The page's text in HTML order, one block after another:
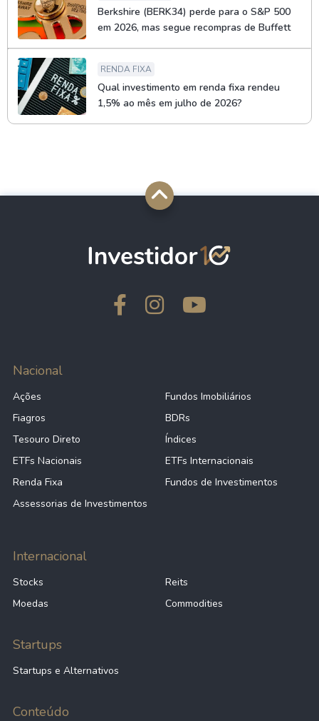
Berkshire (BERK34) perde para o S&P 500
em 2026, mas segue recompras de Buffett
RENDA FIXA
Qual investimento em renda fixa rendeu
1,5% ao mês em julho de 2026?
Nacional
Ações
Fundos Imobiliários
Fiagros
BDRs
Tesouro Direto
Índices
ETFs Nacionais
ETFs Internacionais
Renda Fixa
Fundos de Investimentos
Assessorias de Investimentos
Internacional
Stocks
Reits
Moedas
Commodities
Startups
Startups e Alternativos
Conteúdo